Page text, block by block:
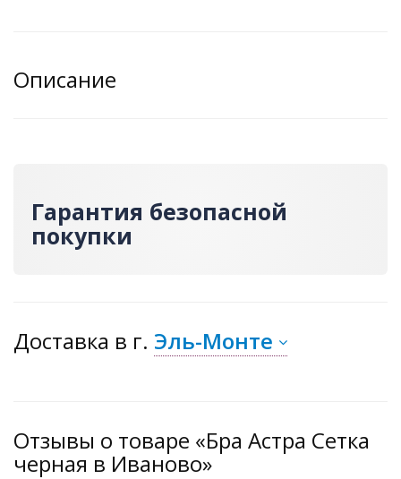
Описание
Гарантия безопасной
покупки
Доставка в г. Эль-Монте
Отзывы о товаре «Бра Астра Сетка
черная в Иваново»